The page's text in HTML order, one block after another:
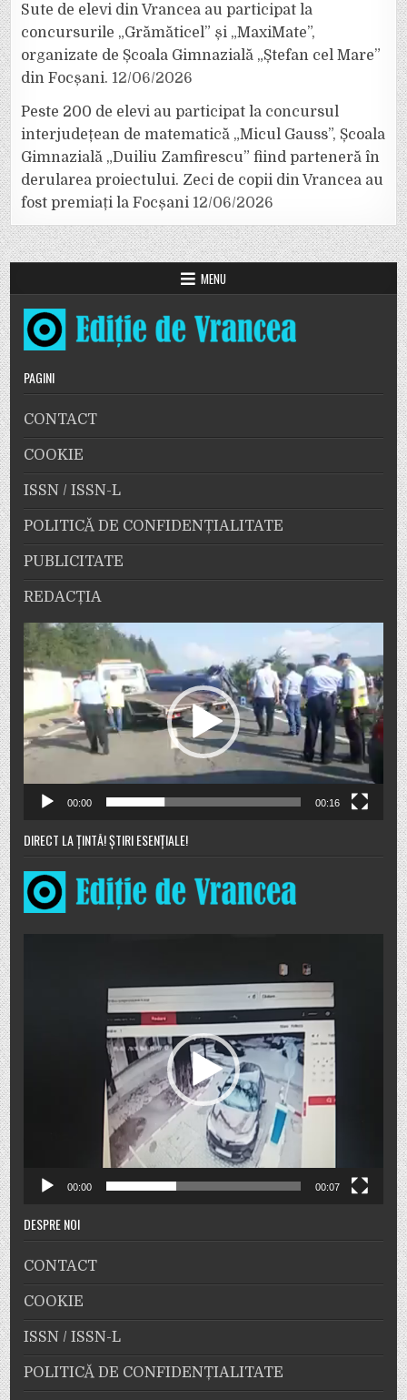
Sute de elevi din Vrancea au participat la
concursurile „Grămăticel” și „MaxiMate”,
organizate de Școala Gimnazială „Ștefan cel Mare”
din Focșani. 12/06/2026
Peste 200 de elevi au participat la concursul
interjudețean de matematică „Micul Gauss”, Școala
Gimnazială „Duiliu Zamfirescu” fiind parteneră în
derularea proiectului. Zeci de copii din Vrancea au
fost premiați la Focșani 12/06/2026
MENU
PAGINI
CONTACT
COOKIE
ISSN / ISSN-L
POLITICĂ DE CONFIDENȚIALITATE
PUBLICITATE
REDACȚIA
Player
video
00:00 00:16
DIRECT LA ȚINTĂ! ȘTIRI ESENȚIALE!
00:00 00:07
DESPRE NOI
CONTACT
COOKIE
ISSN / ISSN-L
POLITICĂ DE CONFIDENȚIALITATE